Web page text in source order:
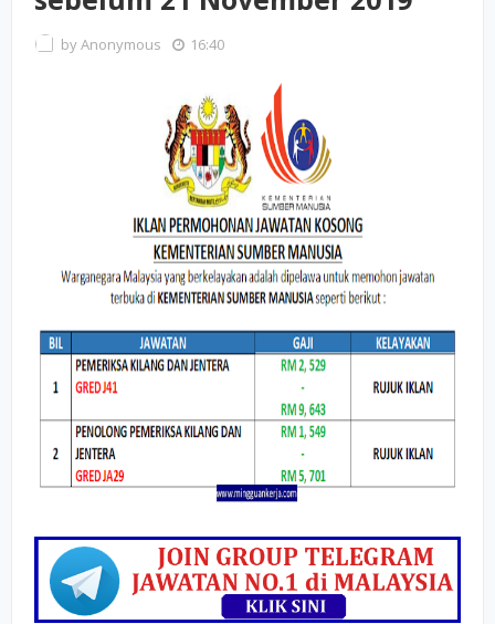
byAnonymous 16:40